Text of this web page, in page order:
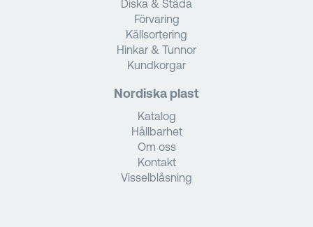
Diska & Städa
Förvaring
Källsortering
Hinkar & Tunnor
Kundkorgar
Nordiska plast
Katalog
Hållbarhet
Om oss
Kontakt
Visselblåsning